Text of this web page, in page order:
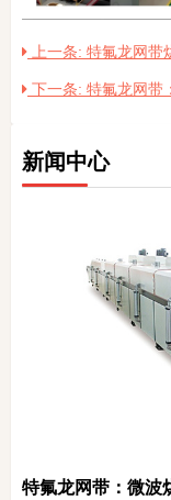
上一条: 特氟龙网带
下一条: 特氟龙网带
新闻中心
特氟龙网带：微波